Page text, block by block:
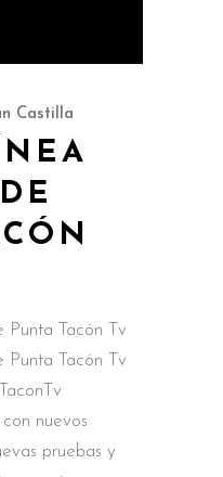
Castilla
Tacón Tv
Tacón Tv
nuevos
pruebas y